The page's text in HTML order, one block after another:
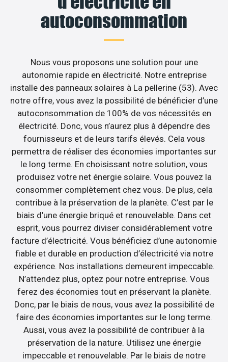
autoconsommation
Nous vous proposons une solution pour une
autonomie rapide en électricité. Notre entreprise
installe des panneaux solaires à La pellerine (53). Avec
notre offre, vous avez la possibilité de bénéficier d’une
autoconsommation de 100% de vos nécessités en
électricité. Donc, vous n’aurez plus à dépendre des
fournisseurs et de leurs tarifs élevés. Cela vous
permettra de réaliser des économies importantes sur
le long terme. En choisissant notre solution, vous
produisez votre net énergie solaire. Vous pouvez la
consommer complètement chez vous. De plus, cela
contribue à la préservation de la planète. C’est par le
biais d’une énergie briqué et renouvelable. Dans cet
esprit, vous pourrez diviser considérablement votre
facture d’électricité. Vous bénéficiez d’une autonomie
fiable et durable en production d’électricité via notre
expérience. Nos installations demeurent impeccable.
N’attendez plus, optez pour notre entreprise. Vous
ferez des économies tout en préservant la planète.
Donc, par le biais de nous, vous avez la possibilité de
faire des économies importantes sur le long terme.
Aussi, vous avez la possibilité de contribuer à la
préservation de la nature. Utilisez une énergie
impeccable et renouvelable. Par le biais de notre